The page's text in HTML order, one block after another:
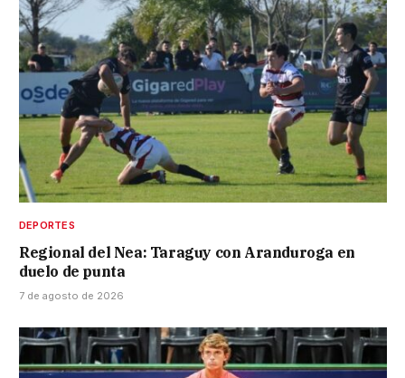
DEPORTES
Regional del Nea: Taraguy con Aranduroga en
duelo de punta
7 de agosto de 2026